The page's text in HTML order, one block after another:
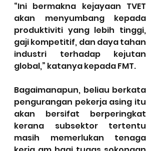
“Ini bermakna kejayaan TVET
akan menyumbang kepada
produktiviti yang lebih tinggi,
gaji kompetitif, dan daya tahan
industri terhadap kejutan
global,” katanya kepada FMT.
Bagaimanapun, beliau berkata
pengurangan pekerja asing itu
akan bersifat berperingkat
kerana subsektor tertentu
masih memerlukan tenaga